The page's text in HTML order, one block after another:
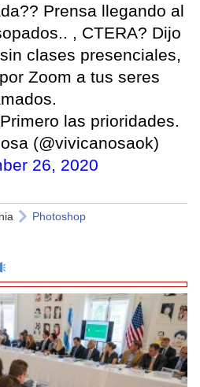
Prensa llegando al
, CTERA? Dijo
clases presenciales,
Zoom a tus seres
las prioridades.
(@vivicanosaok)
26, 2020
Photoshop